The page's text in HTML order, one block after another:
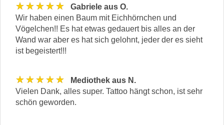
★★★★★
Gabriele aus O.
Wir haben einen Baum mit Eichhörnchen und
Vögelchen!! Es hat etwas gedauert bis alles an der
Wand war aber es hat sich gelohnt, jeder der es sieht
ist begeistert!!!
★★★★★
Mediothek aus N.
Vielen Dank, alles super. Tattoo hängt schon, ist sehr
schön geworden.